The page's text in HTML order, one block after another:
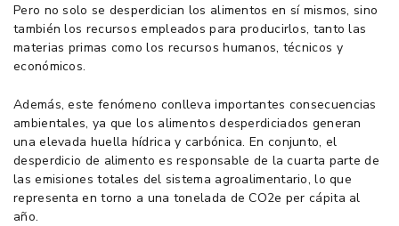
Pero no solo se desperdician los alimentos en sí mismos, sino
también los recursos empleados para producirlos, tanto las
materias primas como los recursos humanos, técnicos y
económicos.
Además, este fenómeno conlleva importantes consecuencias
ambientales, ya que los alimentos desperdiciados generan
una elevada huella hídrica y carbónica. En conjunto, el
desperdicio de alimento es responsable de la cuarta parte de
las emisiones totales del sistema agroalimentario, lo que
representa en torno a una tonelada de CO2e per cápita al
año.